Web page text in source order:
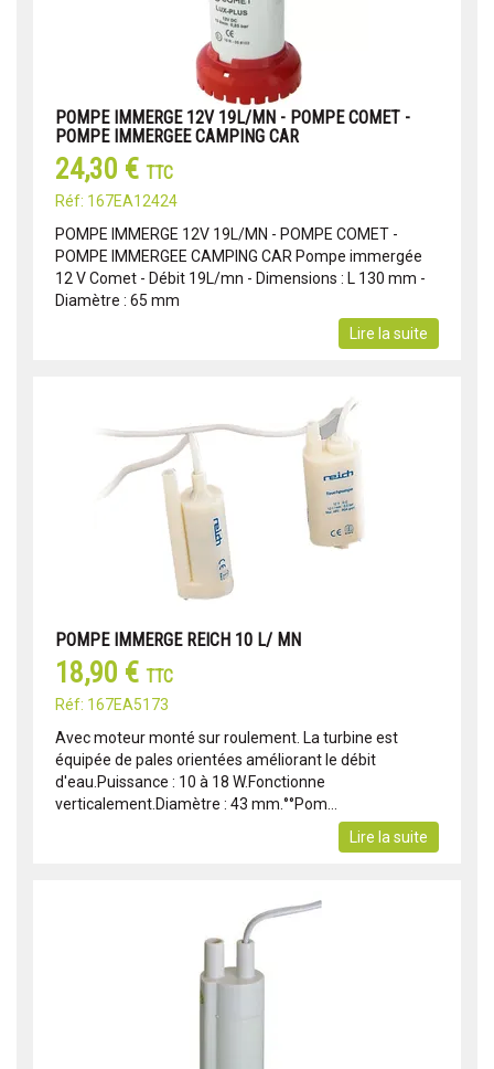
POMPE IMMERGE 12V 19L/MN - POMPE COMET -
POMPE IMMERGEE CAMPING CAR
24,30 € TTC
Réf: 167EA12424
POMPE IMMERGE 12V 19L/MN - POMPE COMET -
POMPE IMMERGEE CAMPING CAR Pompe immergée
12 V Comet - Débit 19L/mn - Dimensions : L 130 mm -
Diamètre : 65 mm
Lire la suite
POMPE IMMERGE REICH 10 L/ MN
18,90 € TTC
Réf: 167EA5173
Avec moteur monté sur roulement. La turbine est
équipée de pales orientées améliorant le débit
d'eau.Puissance : 10 à 18 W.Fonctionne
verticalement.Diamètre : 43 mm.°°Pom...
Lire la suite